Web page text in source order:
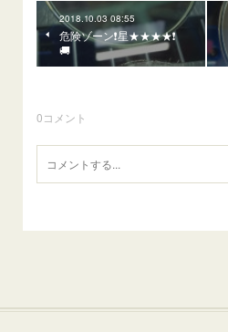
2018.10.03 08:55
危険ゾーン❗星★★★★❗
🚚
0コメント